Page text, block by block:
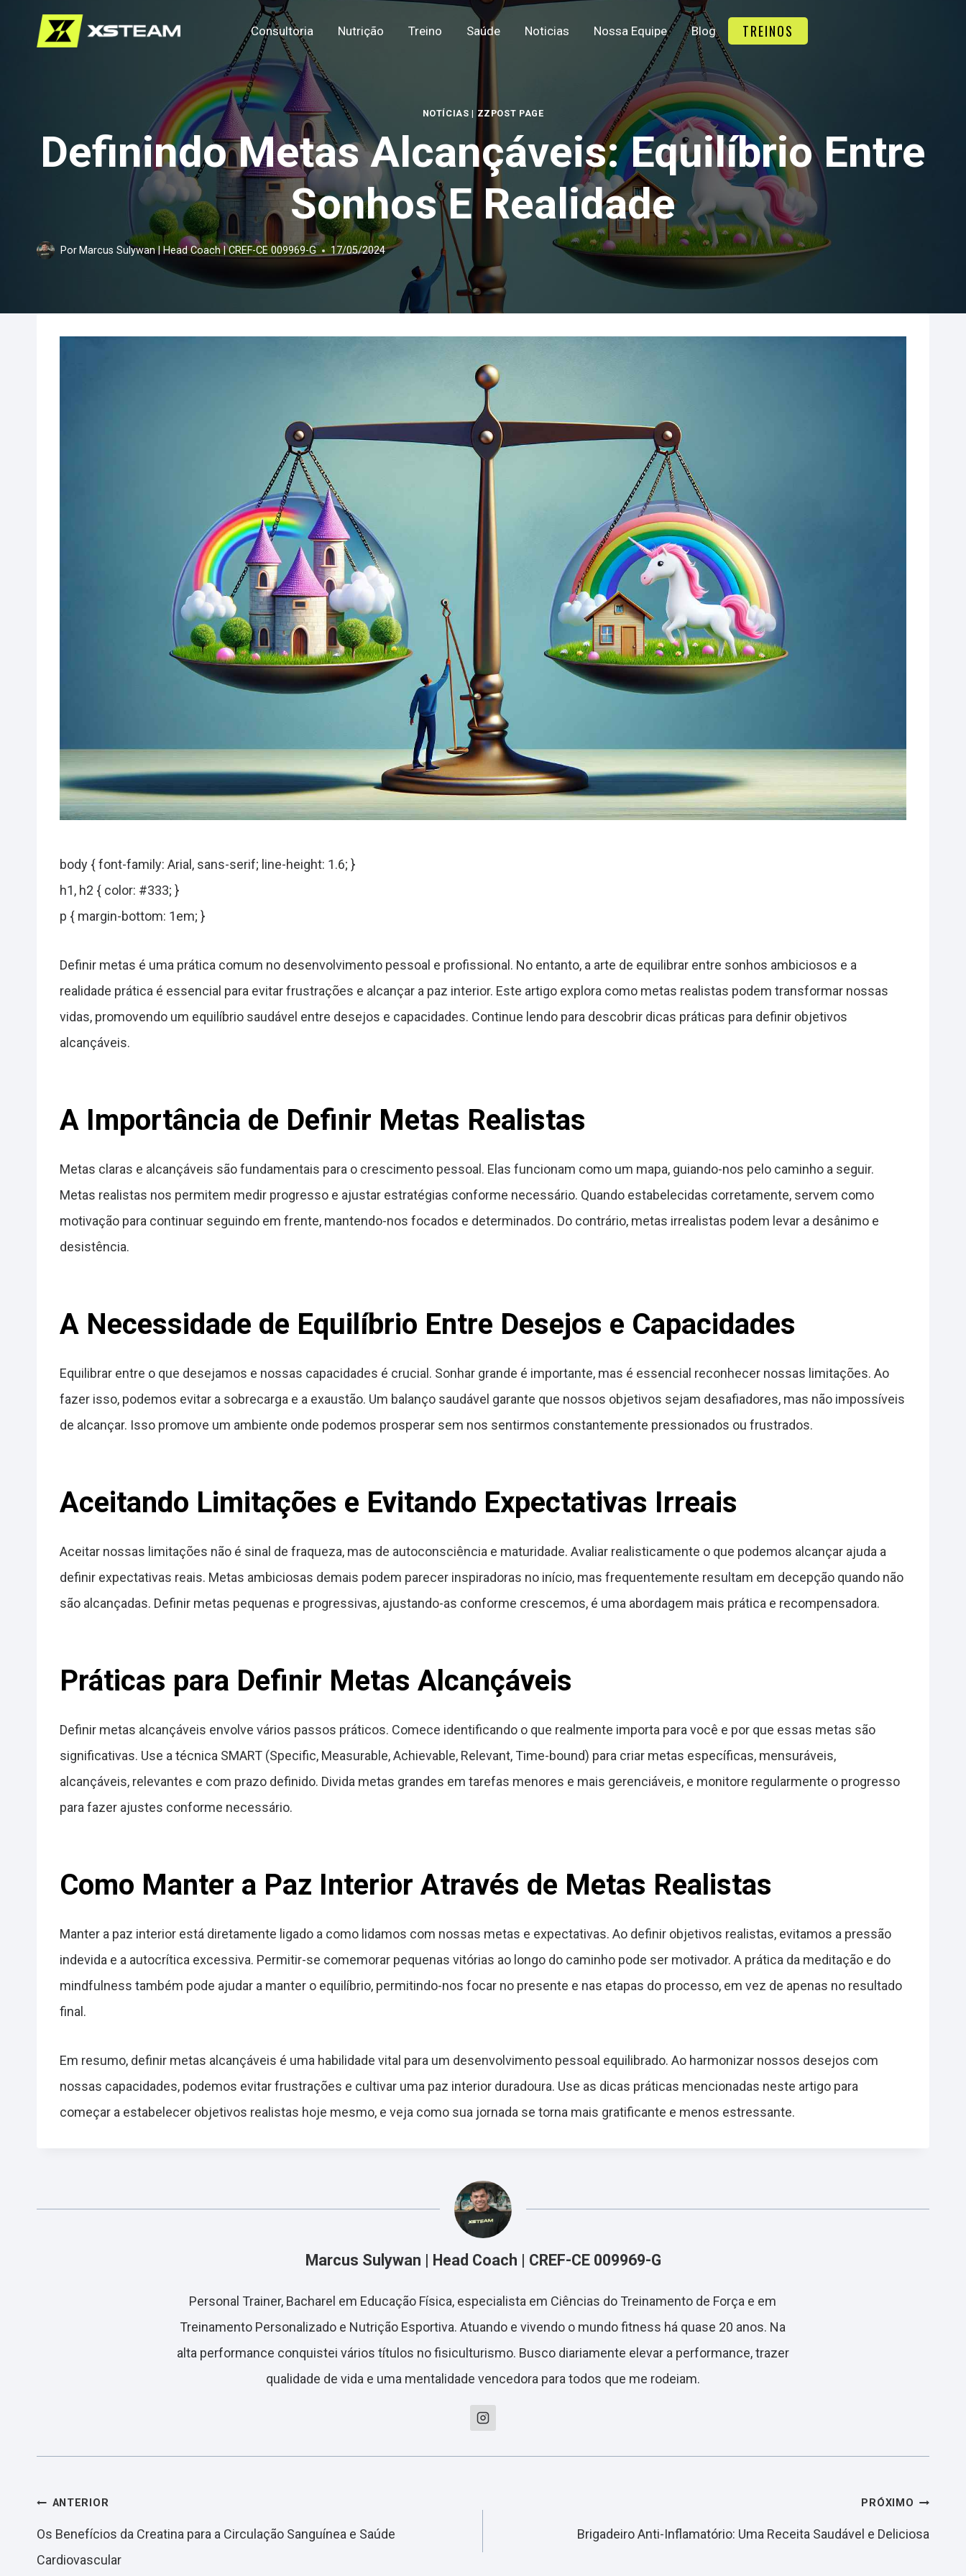
Consultoria Nutrição Treino Saúde Noticias Nossa Equipe Blog TREINOS
NOTÍCIAS | ZZPOST PAGE
Definindo Metas Alcançáveis: Equilíbrio Entre
Sonhos E Realidade
Por Marcus Sulywan | Head Coach | CREF-CE 009969-G 17/05/2024
body { font-family: Arial, sans-serif; line-height: 1.6; }
h1, h2 { color: #333; }
p { margin-bottom: 1em; }
Definir metas é uma prática comum no desenvolvimento pessoal e profissional. No entanto, a arte de equilibrar entre sonhos ambiciosos e a
realidade prática é essencial para evitar frustrações e alcançar a paz interior. Este artigo explora como metas realistas podem transformar nossas
vidas, promovendo um equilíbrio saudável entre desejos e capacidades. Continue lendo para descobrir dicas práticas para definir objetivos
alcançáveis.
A Importância de Definir Metas Realistas
Metas claras e alcançáveis são fundamentais para o crescimento pessoal. Elas funcionam como um mapa, guiando-nos pelo caminho a seguir.
Metas realistas nos permitem medir progresso e ajustar estratégias conforme necessário. Quando estabelecidas corretamente, servem como
motivação para continuar seguindo em frente, mantendo-nos focados e determinados. Do contrário, metas irrealistas podem levar a desânimo e
desistência.
A Necessidade de Equilíbrio Entre Desejos e Capacidades
Equilibrar entre o que desejamos e nossas capacidades é crucial. Sonhar grande é importante, mas é essencial reconhecer nossas limitações. Ao
fazer isso, podemos evitar a sobrecarga e a exaustão. Um balanço saudável garante que nossos objetivos sejam desafiadores, mas não impossíveis
de alcançar. Isso promove um ambiente onde podemos prosperar sem nos sentirmos constantemente pressionados ou frustrados.
Aceitando Limitações e Evitando Expectativas Irreais
Aceitar nossas limitações não é sinal de fraqueza, mas de autoconsciência e maturidade. Avaliar realisticamente o que podemos alcançar ajuda a
definir expectativas reais. Metas ambiciosas demais podem parecer inspiradoras no início, mas frequentemente resultam em decepção quando não
são alcançadas. Definir metas pequenas e progressivas, ajustando-as conforme crescemos, é uma abordagem mais prática e recompensadora.
Práticas para Definir Metas Alcançáveis
Definir metas alcançáveis envolve vários passos práticos. Comece identificando o que realmente importa para você e por que essas metas são
significativas. Use a técnica SMART (Specific, Measurable, Achievable, Relevant, Time-bound) para criar metas específicas, mensuráveis,
alcançáveis, relevantes e com prazo definido. Divida metas grandes em tarefas menores e mais gerenciáveis, e monitore regularmente o progresso
para fazer ajustes conforme necessário.
Como Manter a Paz Interior Através de Metas Realistas
Manter a paz interior está diretamente ligado a como lidamos com nossas metas e expectativas. Ao definir objetivos realistas, evitamos a pressão
indevida e a autocrítica excessiva. Permitir-se comemorar pequenas vitórias ao longo do caminho pode ser motivador. A prática da meditação e do
mindfulness também pode ajudar a manter o equilíbrio, permitindo-nos focar no presente e nas etapas do processo, em vez de apenas no resultado
final.
Em resumo, definir metas alcançáveis é uma habilidade vital para um desenvolvimento pessoal equilibrado. Ao harmonizar nossos desejos com
nossas capacidades, podemos evitar frustrações e cultivar uma paz interior duradoura. Use as dicas práticas mencionadas neste artigo para
começar a estabelecer objetivos realistas hoje mesmo, e veja como sua jornada se torna mais gratificante e menos estressante.
Marcus Sulywan | Head Coach | CREF-CE 009969-G
Personal Trainer, Bacharel em Educação Física, especialista em Ciências do Treinamento de Força e em
Treinamento Personalizado e Nutrição Esportiva. Atuando e vivendo o mundo fitness há quase 20 anos. Na
alta performance conquistei vários títulos no fisiculturismo. Busco diariamente elevar a performance, trazer
qualidade de vida e uma mentalidade vencedora para todos que me rodeiam.
Navegação
de
ANTERIOR
Os Benefícios da Creatina para a Circulação Sanguínea e Saúde
Cardiovascular
PRÓXIMO
Brigadeiro Anti-Inflamatório: Uma Receita Saudável e Deliciosa